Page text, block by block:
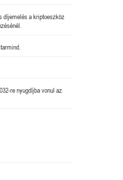
díjemelés a kriptoeszköz
re nyugdíjba vonul az